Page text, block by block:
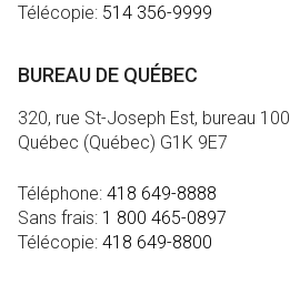
Télécopie: 514 356-9999
BUREAU DE QUÉBEC
320, rue St-Joseph Est, bureau 100
Québec (Québec) G1K 9E7
Téléphone: 418 649-8888
Sans frais: 1 800 465-0897
Télécopie: 418 649-8800